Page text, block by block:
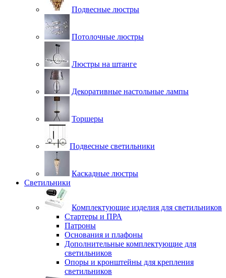
Подвесные люстры
Потолочные люстры
Люстры на штанге
Декоративные настольные лампы
Торшеры
Подвесные светильники
Каскадные люстры
Светильники
Комплектующие изделия для светильников
Стартеры и ПРА
Патроны
Основания и плафоны
Дополнительные комплектующие для
светильников
Опоры и кронштейны для крепления
светильников